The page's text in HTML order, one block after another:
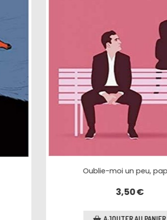
Les super-héros n'ont pas le
3,50€